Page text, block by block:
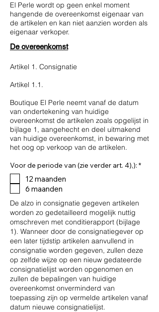
El Perle wordt op geen enkel moment
hangende de overeenkomst eigenaar van
de artikelen en kan niet aanzien worden als
eigenaar verkoper.
De overeenkomst
Artikel 1. Consignatie
Artikel 1.1.
Boutique El Perle neemt vanaf de datum
van ondertekening van huidige
overeenkomst de artikelen zoals opgelijst in
bijlage 1, aangehecht en deel uitmakend
van huidige overeenkomst, in bewaring met
het oog op verkoop van de artikelen.
Voor de periode van (zie verder art. 4),): *V
12 maanden
6 maanden
De alzo in consignatie gegeven artikelen
worden zo gedetailleerd mogelijk nuttig
omschreven met conditierapport (bijlage
1). Wanneer door de consignatiegever op
een later tijdstip artikelen aanvullend in
consignatie worden gegeven, zullen deze
op zelfde wijze op een nieuw gedateerde
consignatielijst worden opgenomen en
zullen de bepalingen van huidige
overeenkomst onverminderd van
toepassing zijn op vermelde artikelen vanaf
datum nieuwe consignatielijst.